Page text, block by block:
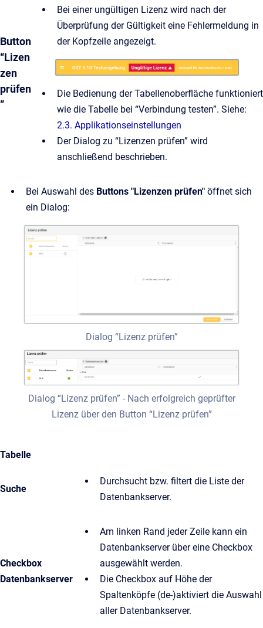
Button
“Lizen
zen
prüfen
”
Bei einer ungültigen Lizenz wird nach der
Überprüfung der Gültigkeit eine Fehlermeldung in
der Kopfzeile angezeigt.
Die Bedienung der Tabellenoberfläche funktioniert
wie die Tabelle bei “Verbindung testen”. Siehe:
2.3. Applikationseinstellungen
Der Dialog zu “Lizenzen prüfen” wird
anschließend beschrieben.
Bei Auswahl des Buttons "Lizenzen prüfen" öffnet sich
ein Dialog:
Dialog “Lizenz prüfen”
Dialog “Lizenz prüfen” - Nach erfolgreich geprüfter
Lizenz über den Button “Lizenz prüfen”
Tabelle
Suche
Durchsucht bzw. filtert die Liste der
Datenbankserver.
Checkbox
Datenbankserver
Am linken Rand jeder Zeile kann ein
Datenbankserver über eine Checkbox
ausgewählt werden.
Die Checkbox auf Höhe der
Spaltenköpfe (de-)aktiviert die Auswahl
aller Datenbankserver.